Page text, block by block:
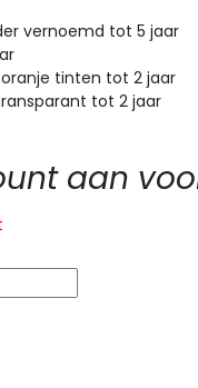
vernoemd tot 5 jaar
tinten tot 2 jaar
tot 2 jaar
aan